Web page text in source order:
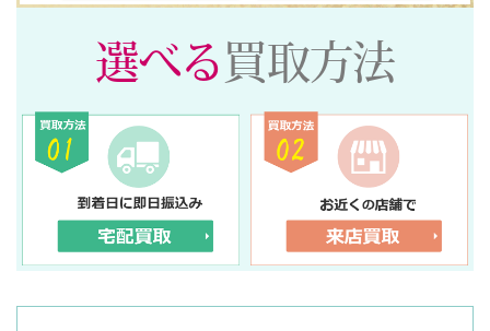
選べる買取方法